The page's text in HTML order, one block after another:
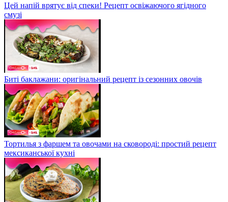
Цей напій врятує від спеки! Рецепт освіжаючого ягідного
смузі
Биті баклажани: оригінальний рецепт із сезонних овочів
Тортилья з фаршем та овочами на сковороді: простий рецепт
мексиканської кухні